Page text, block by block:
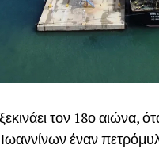
τον 18ο αιώνα,
έναν